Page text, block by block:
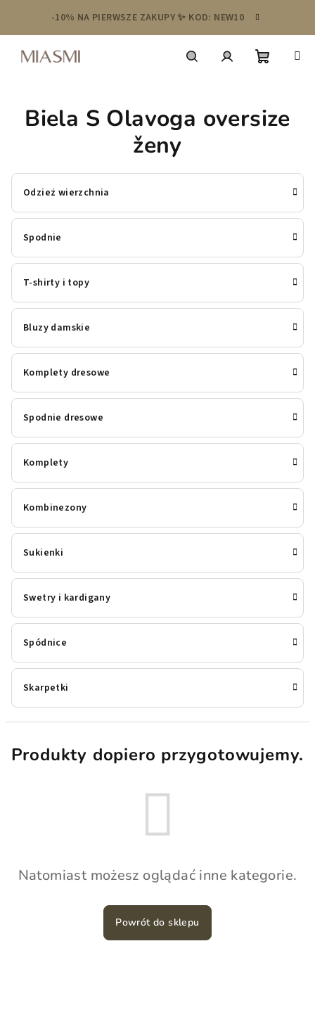
treści
-10% NA PIERWSZE ZAKUPY ✨ KOD: NEW10
się
Biela S Olavoga oversize
ženy
Odzież wierzchnia
Spodnie
T-shirty i topy
Bluzy damskie
Komplety dresowe
Spodnie dresowe
Komplety
Kombinezony
Sukienki
Swetry i kardigany
Spódnice
Skarpetki
Produkty dopiero przygotowujemy.
Natomiast możesz oglądać inne kategorie.
Powrót do sklepu